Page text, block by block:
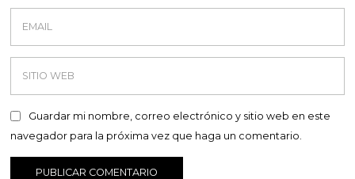
Guardar mi nombre, correo electrónico y sitio web en este
navegador para la próxima vez que haga un comentario.